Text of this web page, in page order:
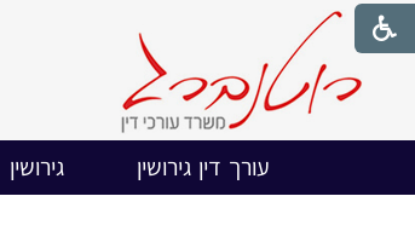
עורך דין גירושין גירושין